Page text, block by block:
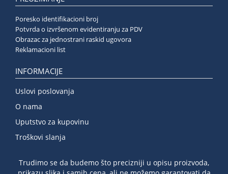
Poresko identifikacioni broj
Potvrda o izvršenom evidentiranju za PDV
Obrazac za jednostrani raskid ugovora
Reklamacioni list
INFORMACIJE
Uslovi poslovanja
O nama
Uputstvo za kupovinu
Troškovi slanja
Trudimo se da budemo što precizniji u opisu proizvoda,